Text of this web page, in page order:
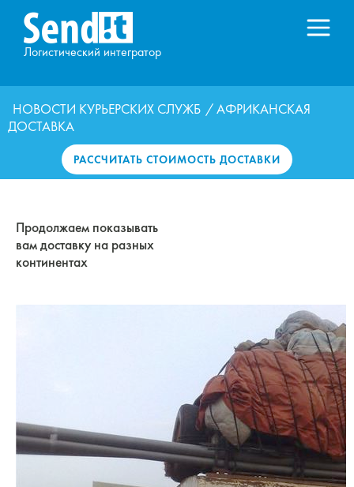
Логистический интегратор
НОВОСТИ КУРЬЕРСКИХ СЛУЖБ / АФРИКАНСКАЯ
ДОСТАВКА
РАССЧИТАТЬ СТОИМОСТЬ ДОСТАВКИ
Продолжаем показывать
вам доставку на разных
континентах